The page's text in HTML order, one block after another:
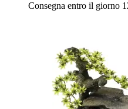
Consegna entro il giorno